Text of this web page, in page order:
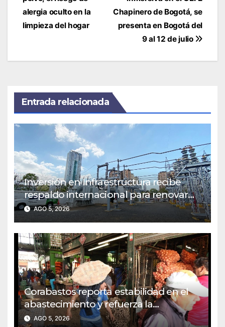
entradas
Chapinero de Bogotá, se
presenta en Bogotá del
9 al 12 de julio
alergia oculto en la
limpieza del hogar
Entrada relacionada
Inversión en Infraestructura recibe
respaldo internacional para renovar
redes eléctricas urbanas
AGO 5, 2026
Corabastos reporta estabilidad en el
abastecimiento y refuerza la
Seguridad Alimentaria del país
AGO 5, 2026